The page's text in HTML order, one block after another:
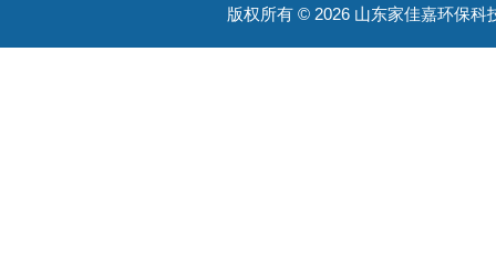
餐厨垃圾粉碎机
版权所有 © 2026 山东家佳嘉环保